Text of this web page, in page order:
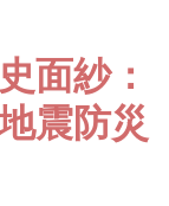
面紗：
震防災